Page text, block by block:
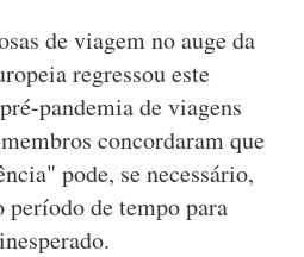
de viagem no auge da
regressou este
pandemia de viagens
concordaram que
pode, se necessário,
de tempo para